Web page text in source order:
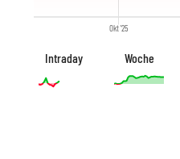
Okt '25
Intraday Woche